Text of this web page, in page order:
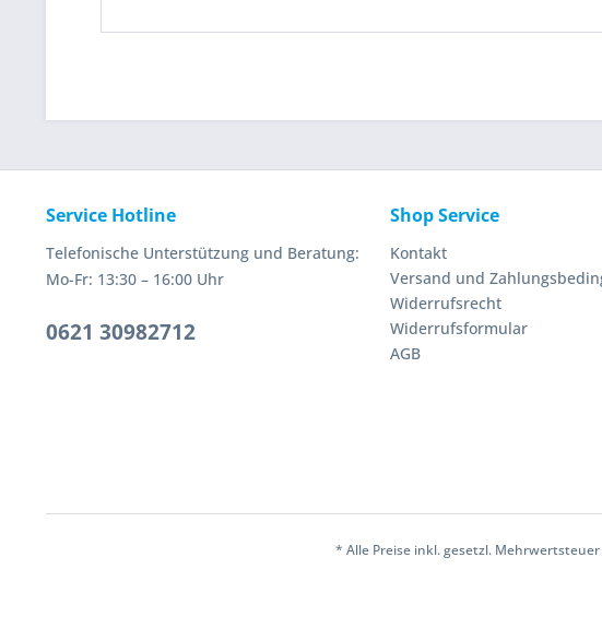
Service Hotline
Telefonische Unterstützung und Beratung:
Mo-Fr: 13:30 – 16:00 Uhr
0621 30982712
Shop Service
Kontakt
Versand und
Widerrufsrecht
Widerrufsformular
AGB
* Alle Preise inkl. gesetzl. Mehrwertsteuer